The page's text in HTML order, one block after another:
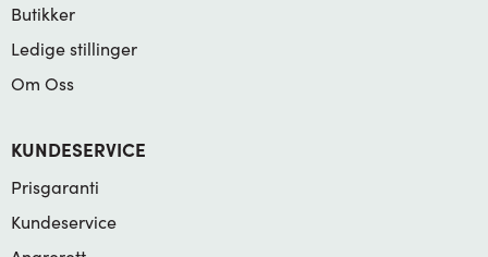
Butikker
Ledige stillinger
Om Oss
KUNDESERVICE
Prisgaranti
Kundeservice